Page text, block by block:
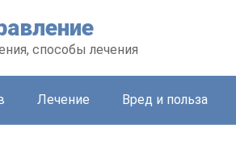
способы лечения
Лечение Вред и польза